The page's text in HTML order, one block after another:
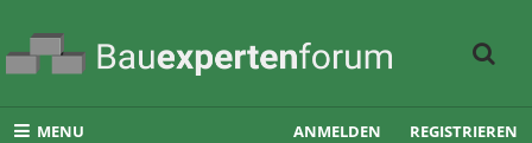
MENU ANMELDEN REGISTRIEREN